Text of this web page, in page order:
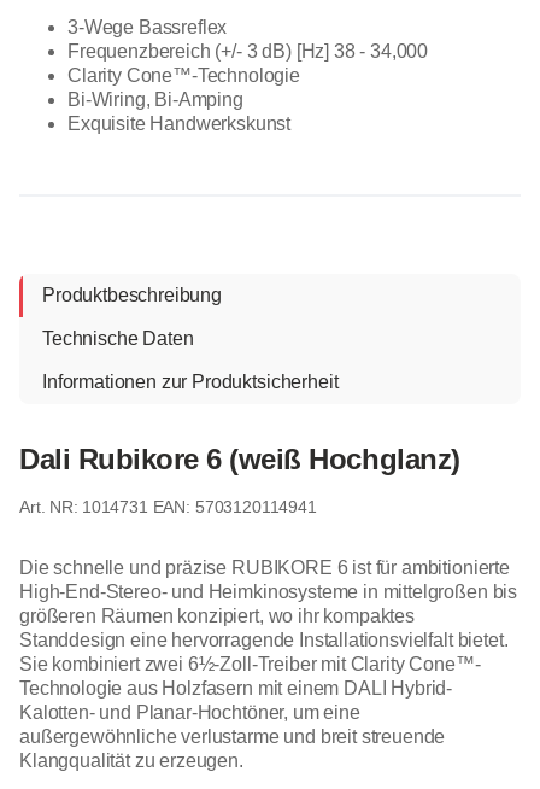
3-Wege Bassreflex
Frequenzbereich (+/- 3 dB) [Hz] 38 - 34,000
Clarity Cone™-Technologie
Bi-Wiring, Bi-Amping
Exquisite Handwerkskunst
Produktbeschreibung
Technische Daten
Informationen zur Produktsicherheit
Dali Rubikore 6 (weiß Hochglanz)
1014731 EAN: 5703120114941
Die schnelle und präzise RUBIKORE 6 ist für ambitionierte
High-End-Stereo- und Heimkinosysteme in mittelgroßen bis
größeren Räumen konzipiert, wo ihr kompaktes
Standdesign eine hervorragende Installationsvielfalt bietet.
Sie kombiniert zwei 6½-Zoll-Treiber mit Clarity Cone™-
Technologie aus Holzfasern mit einem DALI Hybrid-
Kalotten- und Planar-Hochtöner, um eine
außergewöhnliche verlustarme und breit streuende
Klangqualität zu erzeugen.